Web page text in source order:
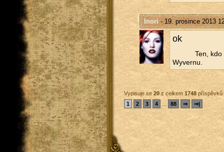
Inori- 19. prosince 2013
ok
Ten,
Wy­ver­nu.
Vypisuje se 20z celkem 1748příspěvků
1
2 3 4 88 ⇒ ⇒|